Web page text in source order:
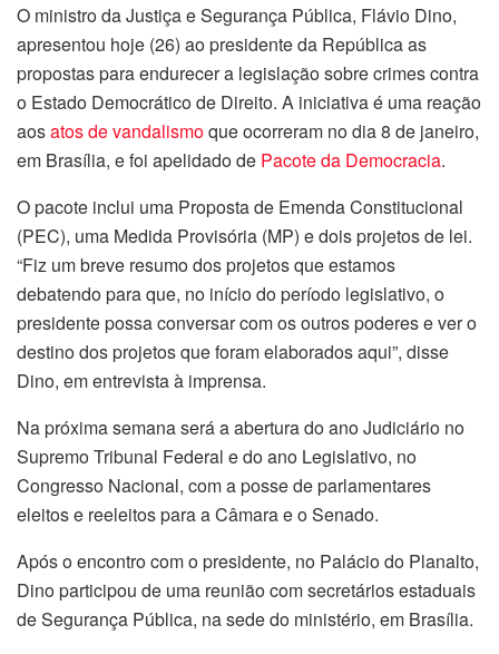
O ministro da Justiça e Segurança Pública, Flávio Dino,
apresentou hoje (26) ao presidente da República as
propostas para endurecer a legislação sobre crimes contra
o Estado Democrático de Direito. A iniciativa é uma reação
aosatos de vandalismoque ocorreram no dia 8 de janeiro,
em Brasília, e foi apelidado de Pacote da Democracia.
O pacote inclui uma Proposta de Emenda Constitucional
(PEC), uma Medida Provisória (MP) e dois projetos de lei.
“Fiz um breve resumo dos projetos que estamos
debatendo para que, no início do período legislativo, o
presidente possa conversar com os outros poderes e ver o
destino dos projetos que foram elaborados aqui”, disse
Dino, em entrevista à imprensa.
Na próxima semana será a abertura do ano Judiciário no
Supremo Tribunal Federal e do ano Legislativo, no
Congresso Nacional, com a posse de parlamentares
eleitos e reeleitos para a Câmara e o Senado.
Após o encontro com o presidente, no Palácio do Planalto,
Dino participou de uma reunião com secretários estaduais
de Segurança Pública, na sede do ministério, em Brasília.